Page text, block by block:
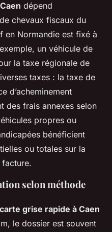
dépend
chevaux fiscaux du
en Normandie est fixé à
un véhicule de
la taxe régionale de
taxes : la taxe de
d’acheminement
des frais annexes selon
propres ou
bénéficient
ou totales sur la
selon méthode
grise rapide à Caen
le dossier est souvent